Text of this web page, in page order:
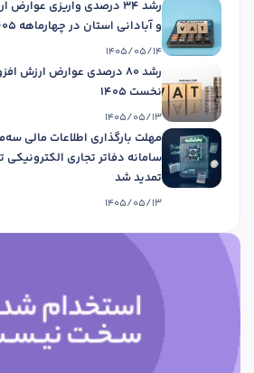
رشد 34 درصدی واریزی
و آبادانی استان در چهارماهه 1405
1405/05/14
رشد 80 درصدی عوارض ارزش
نخست 1405
1405/05/13
مهلت بارگذاری اطلاعات مالی
تمدید شد
1405/05/13